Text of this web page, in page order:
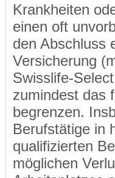
Krankheiten
einen oft
den Abschluss
Versicherung
Swisslife-
zumindest das
begrenzen.
Berufstätige in
qualifizierten
möglichen